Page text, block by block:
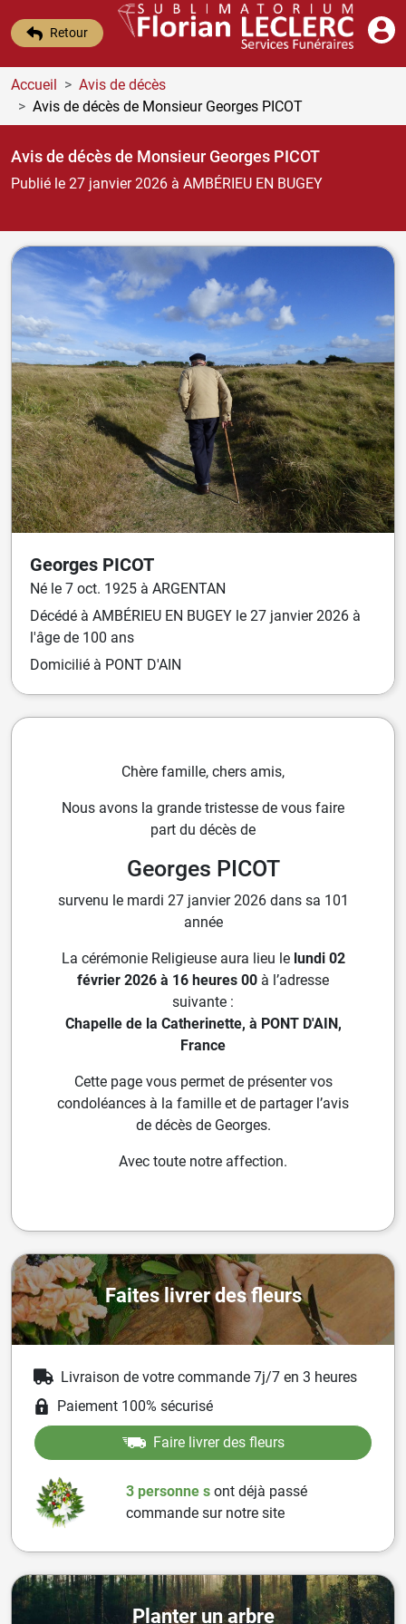
Retour
Accueil
Avis de décès
Avis de décès de Monsieur Georges PICOT
Avis de décès de Monsieur Georges PICOT
Publié le 27 janvier 2026 à AMBÉRIEU EN BUGEY
Georges PICOT
Né le 7 oct. 1925 à ARGENTAN
Décédé à AMBÉRIEU EN BUGEY le 27 janvier 2026 à
l'âge de 100 ans
Domicilié à PONT D'AIN
Chère famille, chers amis,
Nous avons la grande tristesse de vous faire
part du décès de
Georges PICOT
survenu le mardi 27 janvier 2026 dans sa 101
année
La cérémonie Religieuse aura lieu le lundi 02
février 2026 à 16 heures 00 à l’adresse
suivante :
Chapelle de la Catherinette, à PONT D'AIN,
France
Cette page vous permet de présenter vos
condoléances à la famille et de partager l’avis
de décès de Georges.
Avec toute notre affection.
Faites livrer des fleurs
Livraison de votre commande 7j/7 en 3 heures
Paiement 100% sécurisé
Faire livrer des fleurs
3 personne s ont déjà passé
commande sur notre site
Planter un arbre